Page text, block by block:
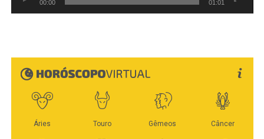
cs.srrj@dpf.gov.br| www.pf.gov.br
WhatsApp
Facebook
Twitter
Messenger
LinkedIn
Veja Mais:
PF apreende 6 pistolas semi-
automáticas no Aeroporto de Congonhas
00:00 01:01